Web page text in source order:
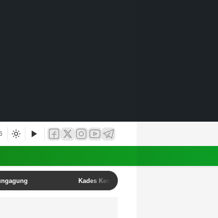
Kades Kendalbulur Anang Mustofa Resmi